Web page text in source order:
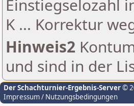
Einstiegselozahl
K ... Korrektur
Hinweis2
und sind in der
Der Schachturnier-Ergebnis-Server©
Impressum / Nutzungsbedingungen